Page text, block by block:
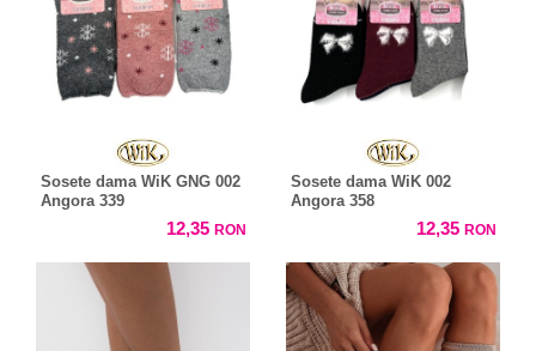
Sosete dama WiK GNG 002
Angora 339
12,35 RON
Sosete dama WiK 002
Angora 358
12,35 RON